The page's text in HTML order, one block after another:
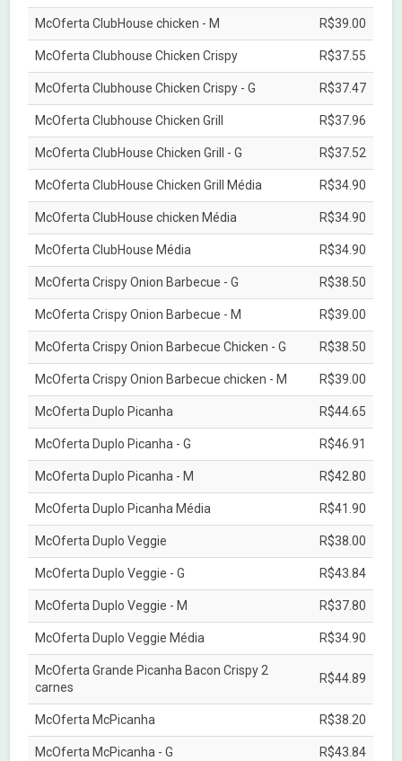
McOferta ClubHouse chicken - M R$39.00
McOferta Clubhouse Chicken Crispy R$37.55
McOferta Clubhouse Chicken Crispy - G R$37.47
McOferta Clubhouse Chicken Grill R$37.96
McOferta ClubHouse Chicken Grill - G R$37.52
McOferta ClubHouse Chicken Grill Média R$34.90
McOferta ClubHouse chicken Média R$34.90
McOferta ClubHouse Média R$34.90
McOferta Crispy Onion Barbecue - G R$38.50
McOferta Crispy Onion Barbecue - M R$39.00
McOferta Crispy Onion Barbecue Chicken - G R$38.50
McOferta Crispy Onion Barbecue chicken - M R$39.00
McOferta Duplo Picanha R$44.65
McOferta Duplo Picanha - G R$46.91
McOferta Duplo Picanha - M R$42.80
McOferta Duplo Picanha Média R$41.90
McOferta Duplo Veggie R$38.00
McOferta Duplo Veggie - G R$43.84
McOferta Duplo Veggie - M R$37.80
McOferta Duplo Veggie Média R$34.90
McOferta Grande Picanha Bacon Crispy 2
carnes
R$44.89
McOferta McPicanha R$38.20
McOferta McPicanha - G R$43.84